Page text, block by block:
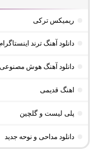
ریمیکس ترکی
دانلود آهنگ ترند اینستاگرام
دانلود آهنگ هوش مصنوعی
اهنگ قدیمی
پلی لیست و گلچین
دانلود مداحی و نوحه جدید